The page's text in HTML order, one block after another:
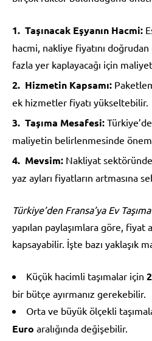
Taşınacak Eşyanın Hacmi:
hacmi, nakliye fiyatını
fazla yer kaplayacağı için
Hizmetin Kapsamı:
ek hizmetler fiyatı yükseltebilir.
Taşıma Mesafesi:
maliyetin belirlenmesinde
Mevsim: Nakliyat
yaz ayları fiyatların artmasına
Türkiye’den Fransa’ya Ev
yapılan paylaşımlara göre, fiyat
kapsayabilir. İşte bazı yaklaşık
Küçük hacimli taşımalar için
bir bütçe ayırmanız gerekebilir.
Orta ve büyük ölçekli
Euro aralığında değişebilir.